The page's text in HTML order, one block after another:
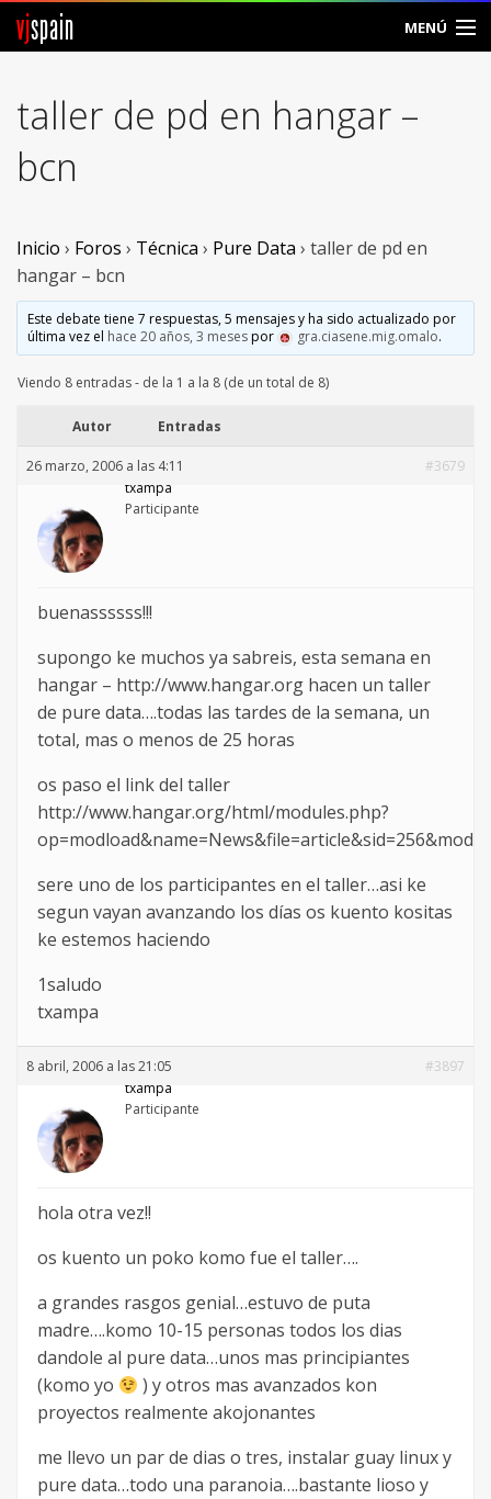
vjspain MENÚ
Foros
Noticias
Vjspain
Ayuda
Contacto
Entrar
taller de pd en hangar –
bcn
Inicio › Foros › Técnica › Pure Data › taller de pd en
hangar – bcn
Este debate tiene 7 respuestas, 5 mensajes y ha sido actualizado por
última vez el hace 20 años, 3 mesespor gra.ciasene.mig.omalo.
Viendo 8 entradas - de la 1 a la 8 (de un total de 8)
Autor Entradas
26 marzo, 2006 a las 4:11
#3679
txampa
Participante
buenassssss!!!
supongo ke muchos ya sabreis, esta semana en
hangar – http://www.hangar.org hacen un taller
de pure data….todas las tardes de la semana, un
total, mas o menos de 25 horas
os paso el link del taller
http://www.hangar.org/html/modules.php?
sere uno de los participantes en el taller…asi ke
segun vayan avanzando los días os kuento kositas
ke estemos haciendo
1saludo
txampa
8 abril, 2006 a las 21:05
#3897
txampa
Participante
hola otra vez!!
os kuento un poko komo fue el taller….
a grandes rasgos genial…estuvo de puta
madre….komo 10-15 personas todos los dias
dandole al pure data…unos mas principiantes
(komo yo
) y otros mas avanzados kon
proyectos realmente akojonantes
me llevo un par de dias o tres, instalar guay linux y
pure data…todo una paranoia….bastante lioso y